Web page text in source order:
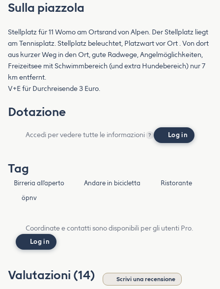
Sulla piazzola
Stellplatz für 11 Womo am Ortsrand von Alpen. Der Stellplatz liegt
am Tennisplatz. Stellplatz beleuchtet, Platzwart vor Ort . Von dort
aus kurzer Weg in den Ort, gute Radwege, Angelmöglichkeiten,
Freizeitsee mit Schwimmbereich (und extra Hundebereich) nur 7
km entfernt.
V+E für Durchreisende 3 Euro.
Dotazione
Accedi per vedere tutte le informazioni ? Log in
Tag
Birreria all'aperto Andare in bicicletta
Ristorante
öpnv
Coordinate e contatti sono disponibili per gli utenti Pro.
Log in
Valutazioni (14) Scrivi una recensione